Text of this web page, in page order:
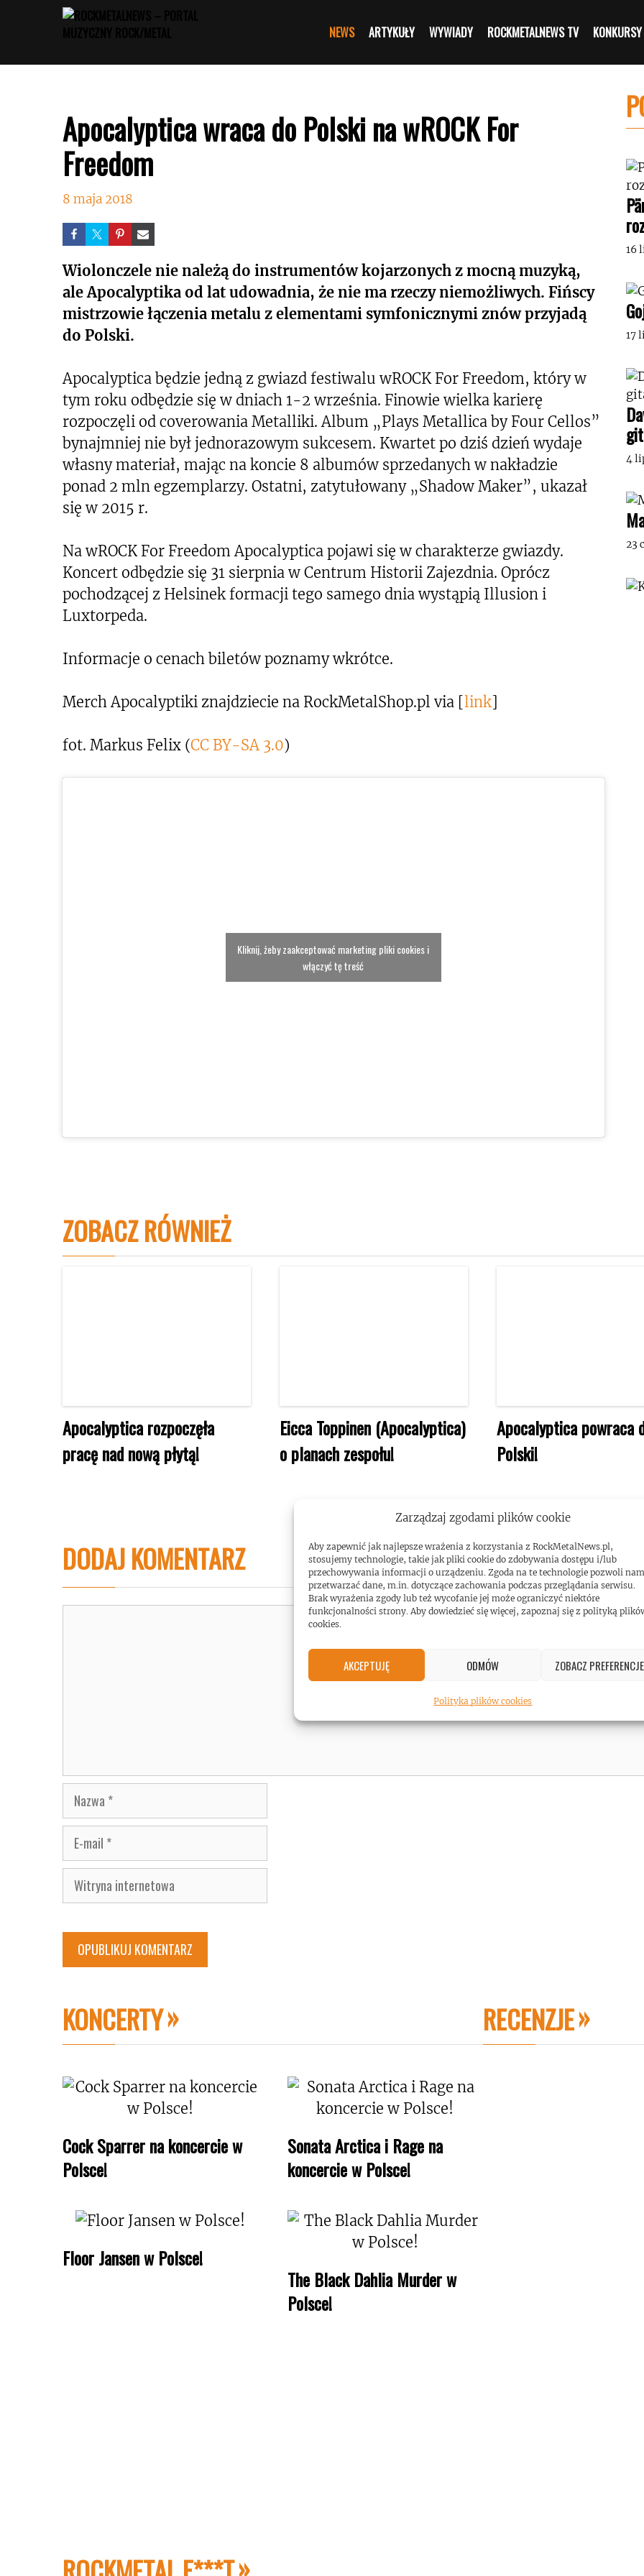
Zarządzaj zgodami plików cookie
Aby zapewnić jak najlepsze wrażenia z korzystania z RockMetalNews.pl,
stosujemy technologie, takie jak pliki cookie do zdobywania dostępu i/lub
przechowywania informacji o urządzeniu. Zgoda na te technologie pozwoli nam
przetwarzać dane, m.in. dotyczące zachowania podczas przeglądania serwisu.
Brak wyrażenia zgody lub też wycofanie jej może ograniczyć niektóre
funkcjonalności strony. Aby dowiedzieć się więcej, zapoznaj się z polityką
cookies.
AKCEPTUJĘ ODMÓW ZOBACZ PREFERENCJE
Polityka plików cookies
NEWS ARTYKUŁY WYWIADY ROCKMETALNEWS TV KONKURSY
Apocalyptica wraca do Polski na wROCK For
Freedom
8 maja 2018
Wiolonczele nie należą do instrumentów kojarzonych z mocną muzyką,
ale Apocalyptika od lat udowadnia, że nie ma rzeczy niemożliwych. Fińscy
mistrzowie łączenia metalu z elementami symfonicznymi znów przyjadą
do Polski.
Apocalyptica będzie jedną z gwiazd festiwalu wROCK For Freedom, który w
tym roku odbędzie się w dniach 1-2 września. Finowie wielka karierę
rozpoczęli od coverowania Metalliki. Album „Plays Metallica by Four Cellos”
bynajmniej nie był jednorazowym sukcesem. Kwartet po dziś dzień wydaje
własny materiał, mając na koncie 8 albumów sprzedanych w nakładzie
ponad 2 mln egzemplarzy. Ostatni, zatytułowany „Shadow Maker”, ukazał
się w 2015 r.
Na wROCK For Freedom Apocalyptica pojawi się w charakterze gwiazdy.
Koncert odbędzie się 31 sierpnia w Centrum Historii Zajezdnia. Oprócz
pochodzącej z Helsinek formacji tego samego dnia wystąpią Illusion i
Luxtorpeda.
Informacje o cenach biletów poznamy wkrótce.
Merch Apocalyptiki znajdziecie na RockMetalShop.pl via [link]
fot. Markus Felix (CC BY-SA 3.0)
Kliknij, żeby zaakceptować marketing pliki cookies i
włączyć tę treść
16
17
4
23
ZOBACZ RÓWNIEŻ
Apocalyptica rozpoczęła
pracę nad nową płytą!
Eicca Toppinen (Apocalyptica)
o planach zespołu!
Apocalyptica powraca
Polski!
DODAJ KOMENTARZ
Nazwa
E-
mail
Witryna
internetowa
KONCERTY
Cock Sparrer na koncercie w
Polsce!
Sonata Arctica i Rage na
koncercie w Polsce!
Floor Jansen w Polsce!
The Black Dahlia Murder w
Polsce!
RECENZJE